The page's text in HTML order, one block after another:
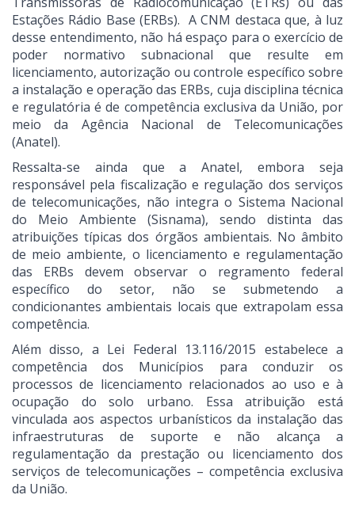
Estações Rádio Base (ERBs). A CNM destaca que, à luz
desse entendimento, não há espaço para o exercício de
poder normativo subnacional que resulte em
licenciamento, autorização ou controle específico sobre
a instalação e operação das ERBs, cuja disciplina técnica
e regulatória é de competência exclusiva da União, por
meio da Agência Nacional de Telecomunicações
(Anatel).
Ressalta-se ainda que a Anatel, embora seja
responsável pela fiscalização e regulação dos serviços
de telecomunicações, não integra o Sistema Nacional
do Meio Ambiente (Sisnama), sendo distinta das
atribuições típicas dos órgãos ambientais. No âmbito
de meio ambiente, o licenciamento e regulamentação
das ERBs devem observar o regramento federal
específico do setor, não se submetendo a
condicionantes ambientais locais que extrapolam essa
competência.
Além disso, a Lei Federal 13.116/2015 estabelece a
competência dos Municípios para conduzir os
processos de licenciamento relacionados ao uso e à
ocupação do solo urbano. Essa atribuição está
vinculada aos aspectos urbanísticos da instalação das
infraestruturas de suporte e não alcança a
regulamentação da prestação ou licenciamento dos
serviços de telecomunicações – competência exclusiva
da União.